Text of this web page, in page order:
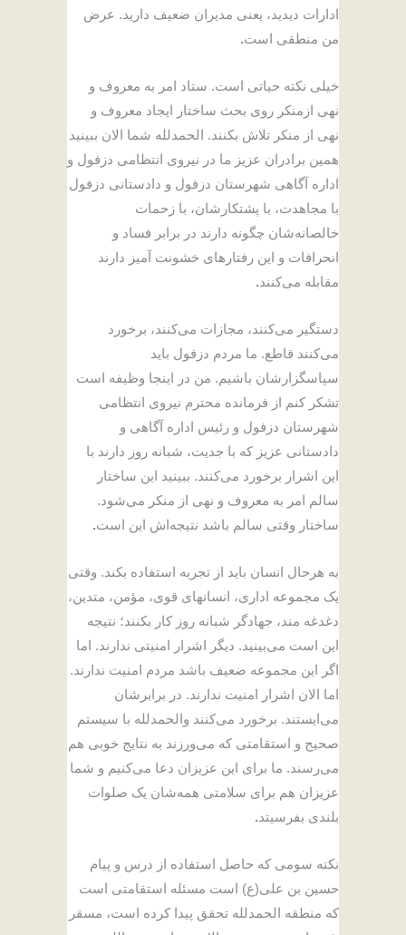
ادارات دیدید، یعنی مدیران ضعیف دارید. عرض
من منطقی است.
خیلی نکته حیاتی است. ستاد امر به معروف و
نهی ازمنکر روی بحث ساختار ایجاد معروف و
نهی از منکر تلاش بکنند. الحمدلله شما الان ببینید
همین برادران عزیز ما در نیروی انتظامی دزفول و
اداره آگاهی شهرستان دزفول و دادستانی دزفول
با مجاهدت، با پشتکارشان، با زحمات
خالصانه‌شان چگونه دارند در برابر فساد و
انحرافات و این رفتارهای خشونت آمیز دارند
مقابله می‌کنند .
دستگیر می‌کنند، مجازات می‌کنند، برخورد
می‌کنند قاطع. ما مردم دزفول باید
سپاسگزارشان باشیم. من در اینجا وظیفه است
تشکر کنم از فرمانده محترم نیروی انتظامی
شهرستان دزفول و رئیس اداره آگاهی و
دادستانی عزیز که با جدیت، شبانه روز دارند با
این اشرار برخورد می‌کنند. ببینید این ساختار
سالم امر به معروف و نهی از منکر می‌شود.
ساختار وقتی سالم باشد نتیجه‌اش این است.
به هرحال انسان باید از تجربه استفاده بکند. وقتی
یک مجموعه اداری، انسانهای قوی، مؤمن، متدین،
دغدغه مند، جهادگر شبانه روز کار بکنند؛ نتیجه
این است می‌بینید. دیگر اشرار امنیتی ندارند. اما
اگر این مجموعه ضعیف باشد مردم امنیت ندارند.
اما الان اشرار امنیت ندارند. در برابرشان
می‌ایستند. برخورد می‌کنند والحمدلله با سیستم
صحیح و استقامتی که می‌ورزند به نتایج خوبی هم
می‌رسند. ما برای این عزیزان دعا می‌کنیم و شما
عزیزان هم برای سلامتی همه‌شان یک صلوات
بلندی بفرسیتد .
نکته سومی که حاصل استفاده از درس و پیام
حسین بن علی(ع) است مسئله استقامتی است
که منطقه الحمدلله تحقق پیدا کرده است، مسقر